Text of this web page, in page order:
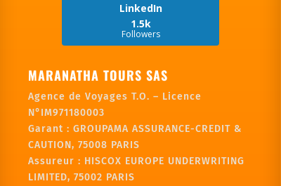
LinkedIn
1.5k
Followers
MARANATHA TOURS SAS
Agence de Voyages T.O. – Licence
N°IM971180003
Garant : GROUPAMA ASSURANCE-CREDIT &
CAUTION, 75008 PARIS
Assureur : HISCOX EUROPE UNDERWRITING
LIMITED, 75002 PARIS